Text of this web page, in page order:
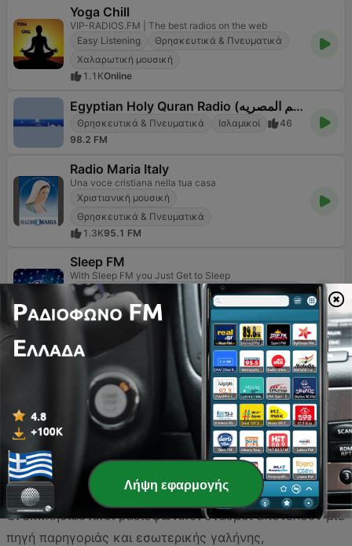
Yoga Chill
VIP-RADIOS.FM | The best radios on the web
Easy Listening
Θρησκευτικά & Πνευματικά
Χαλαρωτική μουσική
1.1KOnline
Egyptian Holy Quran Radio (اذاعه القرآن الكريم المصريه)
Θρησκευτικά & Πνευματικά Ισλαμικοί
46
98.2 FM
Radio Maria Italy
Una voce cristiana nella tua casa
Χριστιανική μουσική
Θρησκευτικά & Πνευματικά
1.3K95.1 FM
Sleep FM
With Sleep FM you Just Get to Sleep
Κλασική μουσική
Θρησκευτικά & Πνευματικά
Χαλαρωτική μουσική
Η θρησκευτική παράδοση στην Ελλάδα παραμένει
ζωντανή μέσα από τα ερτζιανά, προσφέροντας στους
πιστούς τη δυνατότητα να παρακολουθούν καθημερινά
ιερές ακολουθίες, ψαλμωδίες και πνευματικές ομιλίες.
Οι εκκλησιαστικοί ραδιοφωνικοί σταθμοί αποτελούν μια
πηγή παρηγοριάς και εσωτερικής γαλήνης,
Λήψη εφαρμογής